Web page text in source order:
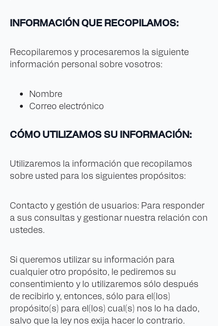
INFORMACIÓN QUE RECOPILAMOS:
Recopilaremos y procesaremos la siguiente
información personal sobre vosotros:
Nombre
Correo electrónico
CÓMO UTILIZAMOS SU INFORMACIÓN:
Utilizaremos la información que recopilamos
sobre usted para los siguientes propósitos:
Contacto y gestión de usuarios: Para responder
a sus consultas y gestionar nuestra relación con
ustedes.
Si queremos utilizar su información para
cualquier otro propósito, le pediremos su
consentimiento y lo utilizaremos sólo después
de recibirlo y, entonces, sólo para el(los)
propósito(s) para el(los) cual(s) nos lo ha dado,
salvo que la ley nos exija hacer lo contrario.